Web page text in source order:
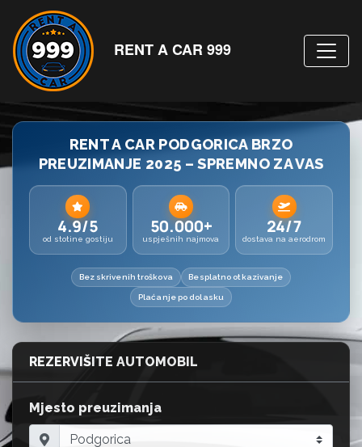
RENT A CAR 999
RENT A CAR PODGORICA BRZO
PREUZIMANJE 2025 – SPREMNO ZA VAS
4.9/5
od stotine gostiju
50.000+
uspješnih najmova
24/7
dostava na aerodrom
Bez skrivenih troškova Besplatno otkazivanje
Plaćanje po dolasku
REZERVIŠITE AUTOMOBIL
Mjesto preuzimanja